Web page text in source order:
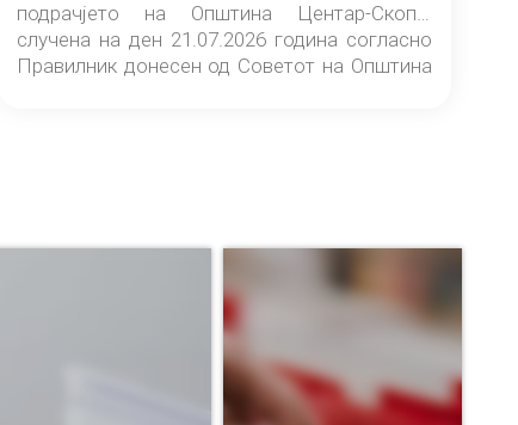
подрачјето на Општина Центар-Скопје
случена на ден 21.07.2026 година согласно
Правилник донесен од Советот на Општина